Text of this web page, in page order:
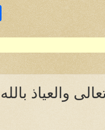
بِسْمِ اللهِ الرَّحْمنِ
والعياذ